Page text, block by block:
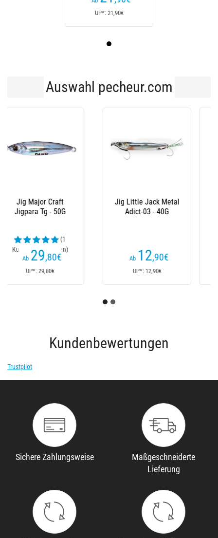
UP*: 21,90€
Auswahl pecheur.com
Jig Little Jack Metal
Adict-03 - 20G
Ab 11,90
UP*: 11,90€
Jig Little Jack Metal
Adict-03 - 16G
Ab 11,90
UP*: 11,90€
Kundenbewertungen
Trustpilot
Sichere Zahlungsweise
Maßgeschneiderte
Lieferung